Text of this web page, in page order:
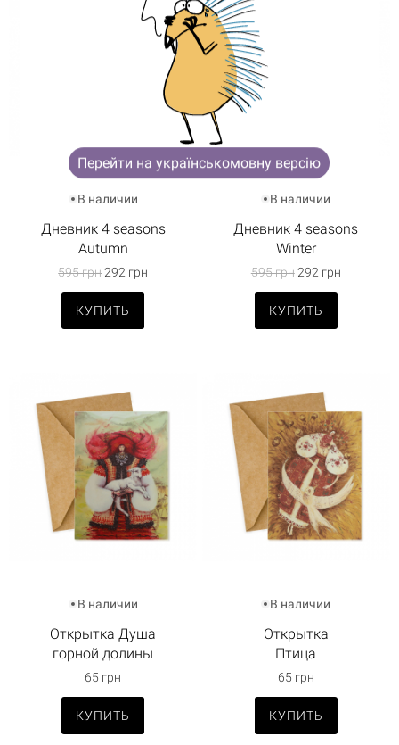
В наличии
Дневник 4 seasons
Autumn
595 грн292 грн
КУПИТЬ
В наличии
Дневник 4 seasons
Winter
595 грн292 грн
КУПИТЬ
В наличии
Открытка Душа
горной долины
65 грн
КУПИТЬ
В наличии
Открытка
Птица
65 грн
КУПИТЬ
Перейти на українськомовну версію
Корзина пуста